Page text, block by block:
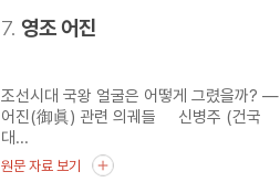
7. 영조 어진
조선시대 국왕 얼굴은 어떻게 그렸을까? ―
어진(御眞) 관련 의궤들 신병주 (건국
대...
원문 자료 보기